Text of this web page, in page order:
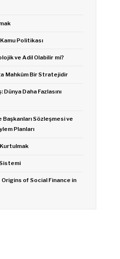
Politikası
ve Adil Olabilir mi?
Mahkûm Bir Stratejidir
Daha Fazlasını
Sözleşmesi ve
Planları
of Social Finance in